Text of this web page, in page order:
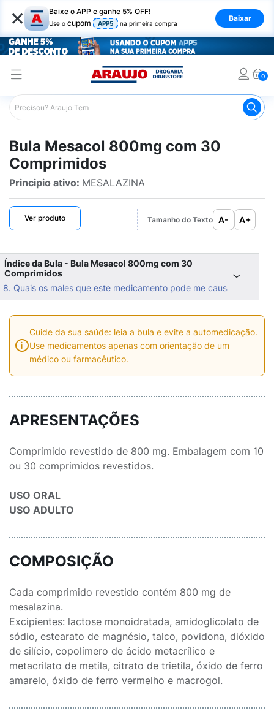
× Baixe o APP e ganhe 5% OFF!
Use o cupom APP5 na primeira compra
Baixar
0
Araujo Bulário Araujo Mesacol 800mg com 30
Bula Mesacol 800mg com 30
Comprimidos
Principio ativo: MESALAZINA
Ver produto Tamanho do Texto A- A+
Índice da Bula - Bula Mesacol 800mg com 30
Comprimidos
8. Quais os males que este medicamento pode me causar?
Cuide da sua saúde: leia a bula e evite a automedicação.
Use medicamentos apenas com orientação de um
médico ou farmacêutico.
APRESENTAÇÕES
Comprimido revestido de 800 mg. Embalagem com 10
ou 30 comprimidos revestidos.
USO ORAL
USO ADULTO
COMPOSIÇÃO
Cada comprimido revestido contém 800 mg de
mesalazina.
Excipientes: lactose monoidratada, amidoglicolato de
sódio, estearato de magnésio, talco, povidona, dióxido
de silício, copolímero de ácido metacrílico e
metacrilato de metila, citrato de trietila, óxido de ferro
amarelo, óxido de ferro vermelho e macrogol.